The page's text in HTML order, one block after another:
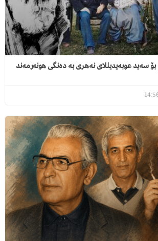
سەید عوبەیدیللای نەهری بە دەنگی هونەرمەند